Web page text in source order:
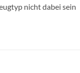
nicht dabei sein